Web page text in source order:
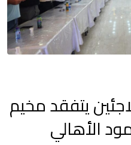
يتفقد مخيم
الأهالي